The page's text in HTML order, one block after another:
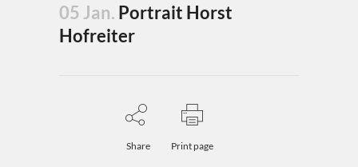
05 Jan. Portrait Horst
Hofreiter
Share Print page